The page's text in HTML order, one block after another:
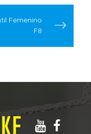
Femenino
F8